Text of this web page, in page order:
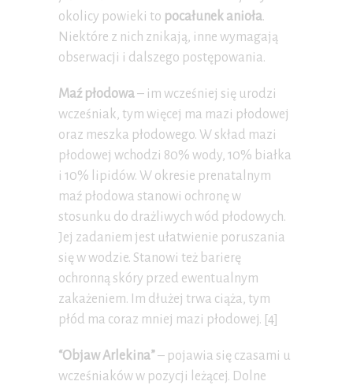
okolicy powieki to pocałunek anioła.
Niektóre z nich znikają, inne wymagają
obserwacji i dalszego postępowania.
Maź płodowa– im wcześniej się urodzi
wcześniak, tym więcej ma mazi płodowej
oraz meszka płodowego. W skład mazi
płodowej wchodzi 80% wody, 10% białka
i 10% lipidów. W okresie prenatalnym
maź płodowa stanowi ochronę w
stosunku do drażliwych wód płodowych.
Jej zadaniem jest ułatwienie poruszania
się w wodzie. Stanowi też barierę
ochronną skóry przed ewentualnym
zakażeniem. Im dłużej trwa ciąża, tym
płód ma coraz mniej mazi płodowej. [4]
“Objaw Arlekina”– pojawia się czasami u
wcześniaków w pozycji leżącej. Dolne